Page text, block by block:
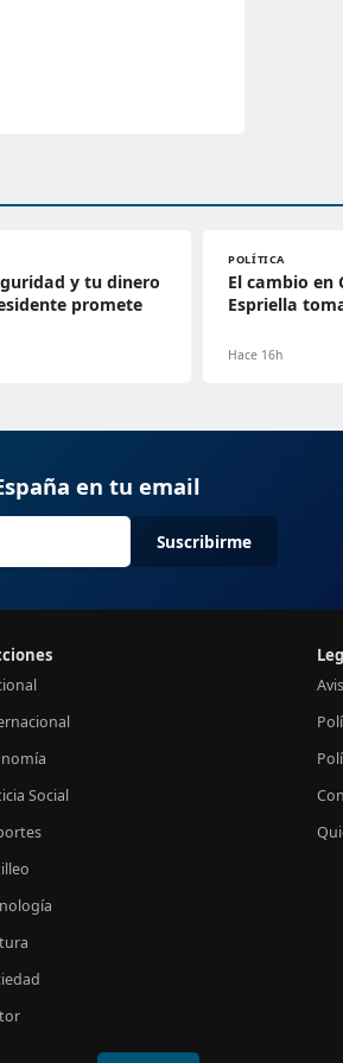
y tu dinero
promete
POLÍTICA
El cambio en
Espriella
Hace 16h
en tu email
Suscribirme
Social